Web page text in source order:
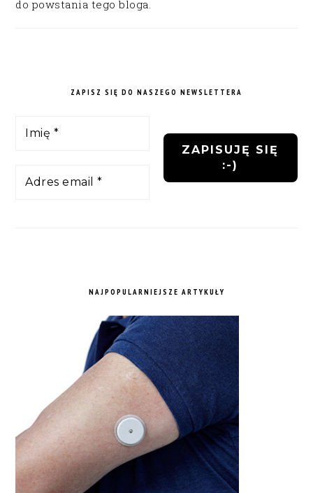
do powstania tego bloga.
ZAPISZ SIĘ DO NASZEGO NEWSLETTERA
NAJPOPULARNIEJSZE ARTYKUŁY